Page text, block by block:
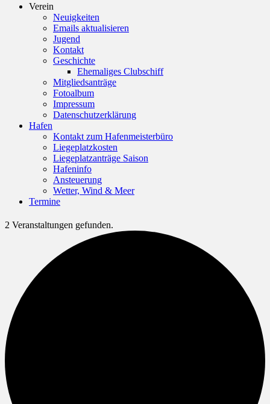
Verein
Neuigkeiten
Emails aktualisieren
Jugend
Kontakt
Geschichte
Ehemaliges Clubschiff
Mitgliedsanträge
Fotoalbum
Impressum
Datenschutzerklärung
Hafen
Kontakt zum Hafenmeisterbüro
Liegeplatzkosten
Liegeplatzanträge Saison
Hafeninfo
Ansteuerung
Wetter, Wind & Meer
Termine
2 Veranstaltungen gefunden.